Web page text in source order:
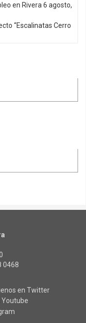
en Rivera 6 agosto,
“Escalinatas Cerro
0468